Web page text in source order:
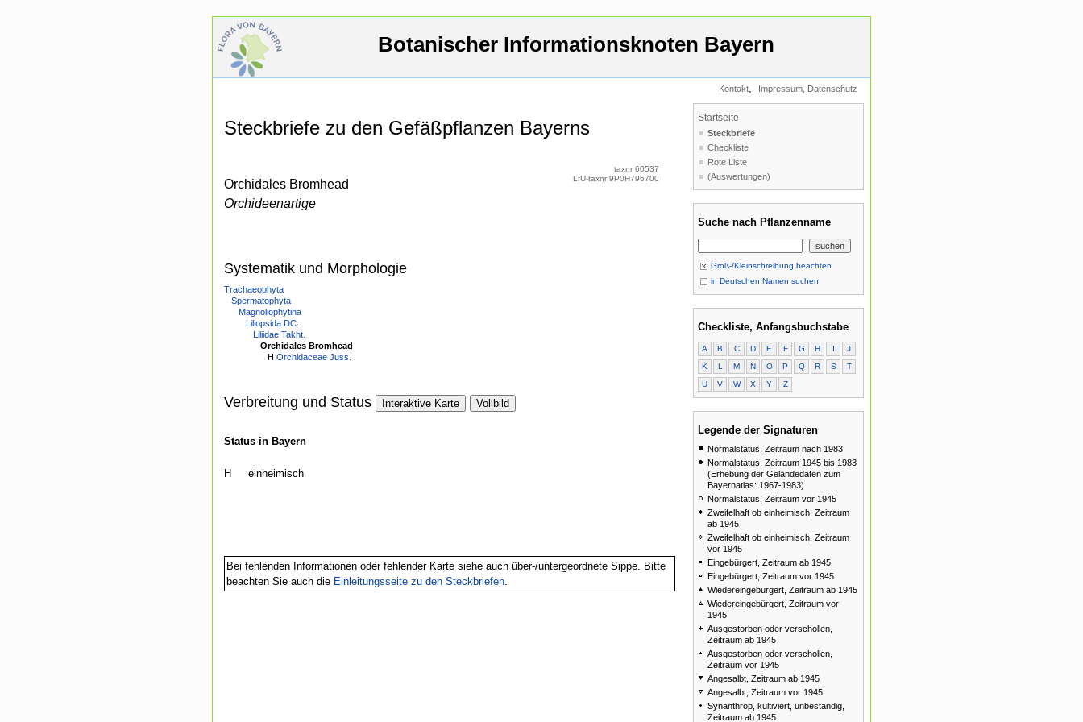
Botanischer Informationsknoten Bayern
Kontakt, Impressum, Datenschutz
Steckbriefe zu den Gefäßpflanzen Bayerns
Orchidales Bromhead
Orchideenartige
taxnr 60537
LfU-taxnr 9P0H796700
Systematik und Morphologie
Trachaeophyta
Spermatophyta
Magnoliophytina
Liliopsida DC.
Liliidae Takht.
Orchidales Bromhead
H Orchidaceae Juss.
Verbreitung und Status Interaktive Karte Vollbild
Status in Bayern
H einheimisch
Bei fehlenden Informationen oder fehlender Karte siehe auch über-/untergeordnete Sippe. Bitte
beachten Sie auch die Einleitungsseite zu den Steckbriefen.
Startseite
Steckbriefe
Checkliste
Rote Liste
(Auswertungen)
Suche nach Pflanzenname
Groß-/Kleinschreibung beachten
in Deutschen Namen suchen
Checkliste, Anfangsbuchstabe
A B C D E F G H I
J
K
L M N O P Q R S
T
U
V W X Y Z
Legende der Signaturen
Normalstatus, Zeitraum nach 1983
Normalstatus, Zeitraum 1945 bis 1983
(Erhebung der Geländedaten zum
Bayernatlas: 1967-1983)
Normalstatus, Zeitraum vor 1945
Zweifelhaft ob einheimisch, Zeitraum
ab 1945
Zweifelhaft ob einheimisch, Zeitraum
vor 1945
Eingebürgert, Zeitraum ab 1945
Eingebürgert, Zeitraum vor 1945
Wiedereingebürgert, Zeitraum ab 1945
Wiedereingebürgert, Zeitraum vor
1945
Ausgestorben oder verschollen,
Zeitraum ab 1945
Ausgestorben oder verschollen,
Zeitraum vor 1945
Angesalbt, Zeitraum ab 1945
Angesalbt, Zeitraum vor 1945
Synanthrop, kultiviert, unbeständig,
Zeitraum ab 1945